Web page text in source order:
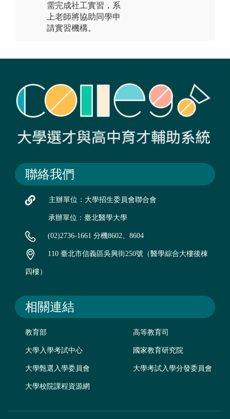
需完成社工實習，系
上老師將協助同學申
請實習機構。
聯絡我們
主辦單位：大學招生委員會聯合會
承辦單位：臺北醫學大學
(02)2736-1661 分機8602、8604
110 臺北市信義區吳興街250號（醫學綜合大樓後棟
四樓）
相關連結
教育部 高等教育司
大學入學考試中心 國家教育研究院
大學甄選入學委員會 大學考試入學分發委員會
大學校院課程資源網